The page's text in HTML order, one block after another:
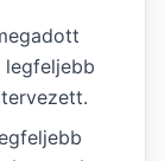
legfeljebb